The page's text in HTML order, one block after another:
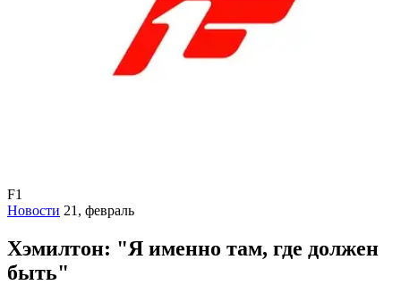
F1
Новости 21, февраль
Хэмилтон: "Я именно там, где должен
быть"